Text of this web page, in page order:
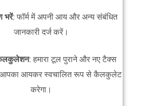
भरें: फॉर्म में अपनी आय और अन्य संबंधित
जानकारी दर्ज करें।
: हमारा टूल पुराने और नए टैक्स
आपका आयकर स्वचालित रूप से कैलकुलेट
करेगा।